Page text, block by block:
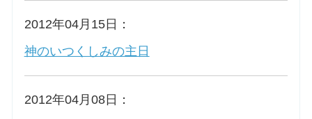
2012年04月15日：
神のいつくしみの主日
2012年04月08日：